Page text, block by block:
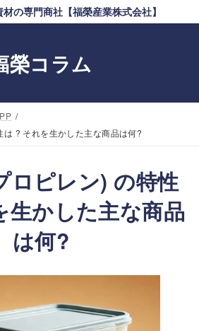
の専門商社【福榮産業株式会社】
榮コラム
PP
? それを生かした主な商品は何?
ロピレン) の特性
生かした主な商品
は何?